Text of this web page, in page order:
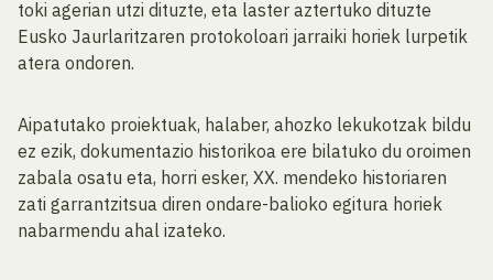
toki agerian utzi dituzte, eta laster aztertuko dituzte
Eusko Jaurlaritzaren protokoloari jarraiki horiek lurpetik
atera ondoren.
Aipatutako proiektuak, halaber, ahozko lekukotzak bildu
ez ezik, dokumentazio historikoa ere bilatuko du oroimen
zabala osatu eta, horri esker, XX. mendeko historiaren
zati garrantzitsua diren ondare-balioko egitura horiek
nabarmendu ahal izateko.